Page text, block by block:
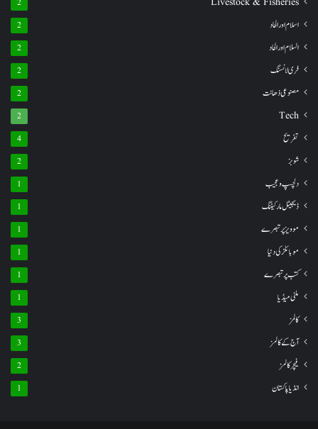
Livestock & Fisheries
2
اسلام اور الحاد 2
السلام اور الحاد 2
فری لانسنگ 2
مصنوعی ذھانت 2
Tech
2
تفریح 4
شوبز 2
دلچسپ و عجیب 1
ڈیجیٹل مارکیٹنگ 1
موویز پر تبصرے 1
موبائلز کی دنیا 1
کتب پر تبصرے 1
ملٹی میڈیا 1
کالمز 3
آج کے کالمز 3
فیچر کالمز 2
انڈیا پاکستان 1